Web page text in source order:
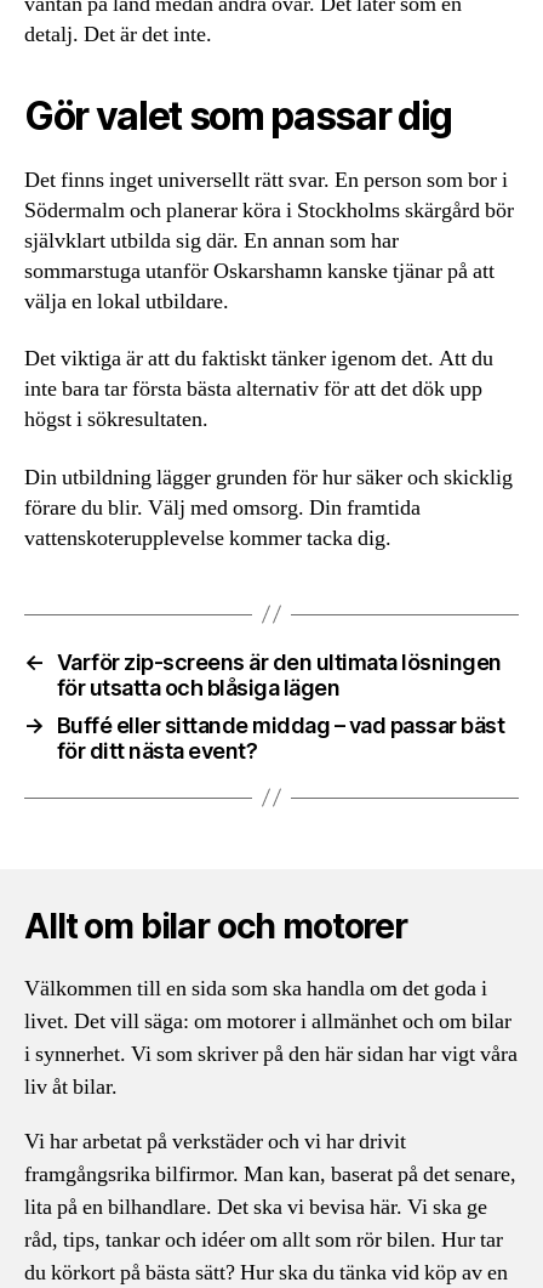
detalj. Det är det inte.
Gör valet som passar dig
Det finns inget universellt rätt svar. En person som bor i
Södermalm och planerar köra i Stockholms skärgård bör
självklart utbilda sig där. En annan som har
sommarstuga utanför Oskarshamn kanske tjänar på att
välja en lokal utbildare.
Det viktiga är att du faktiskt tänker igenom det. Att du
inte bara tar första bästa alternativ för att det dök upp
högst i sökresultaten.
Din utbildning lägger grunden för hur säker och skicklig
förare du blir. Välj med omsorg. Din framtida
vattenskoterupplevelse kommer tacka dig.
← Varför zip-screens är den ultimata lösningen
för utsatta och blåsiga lägen
→
Buffé eller sittande middag – vad passar bäst
för ditt nästa event?
Allt om bilar och motorer
Välkommen till en sida som ska handla om det goda i
livet. Det vill säga: om motorer i allmänhet och om bilar
i synnerhet. Vi som skriver på den här sidan har vigt våra
liv åt bilar.
Vi har arbetat på verkstäder och vi har drivit
framgångsrika bilfirmor. Man kan, baserat på det senare,
lita på en bilhandlare. Det ska vi bevisa här. Vi ska ge
råd, tips, tankar och idéer om allt som rör bilen. Hur tar
du körkort på bästa sätt? Hur ska du tänka vid köp av en